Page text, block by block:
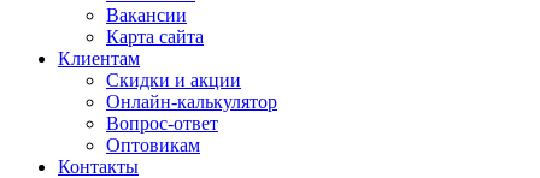
Вакансии
Карта сайта
Клиентам
Скидки и акции
Онлайн-калькулятор
Вопрос-ответ
Оптовикам
Контакты